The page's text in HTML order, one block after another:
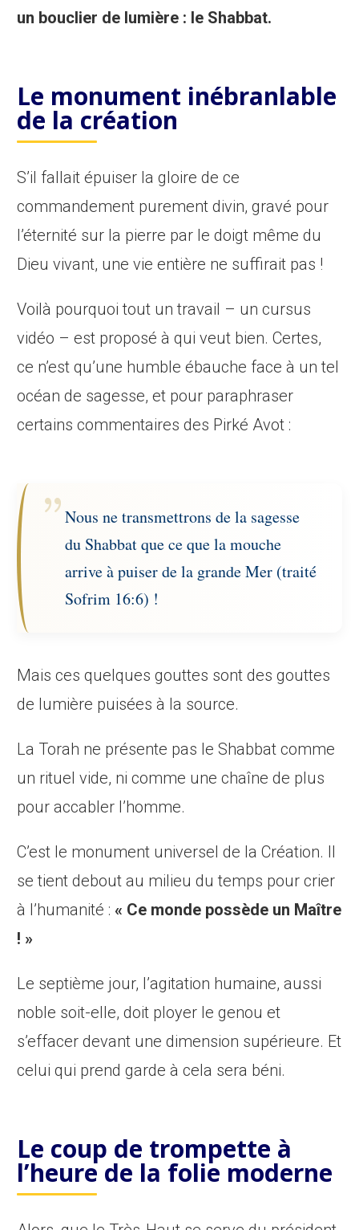
un bouclier de lumière : le Shabbat.
Le monument inébranlable
de la création
S’il fallait épuiser la gloire de ce
commandement purement divin, gravé pour
l’éternité sur la pierre par le doigt même du
Dieu vivant, une vie entière ne suffirait pas !
Voilà pourquoi tout un travail – un cursus
vidéo – est proposé à qui veut bien. Certes,
ce n’est qu’une humble ébauche face à un tel
océan de sagesse, et pour paraphraser
certains commentaires des Pirké Avot :
Nous ne transmettrons de la sagesse
du Shabbat que ce que la mouche
arrive à puiser de la grande Mer (traité
Sofrim 16:6) !
Mais ces quelques gouttes sont des gouttes
de lumière puisées à la source.
La Torah ne présente pas le Shabbat comme
un rituel vide, ni comme une chaîne de plus
pour accabler l’homme.
C’est le monument universel de la Création. Il
se tient debout au milieu du temps pour crier
à l’humanité :« Ce monde possède un Maître
! »
Le septième jour, l’agitation humaine, aussi
noble soit-elle, doit ployer le genou et
s’effacer devant une dimension supérieure. Et
celui qui prend garde à cela sera béni.
Le coup de trompette à
l’heure de la folie moderne